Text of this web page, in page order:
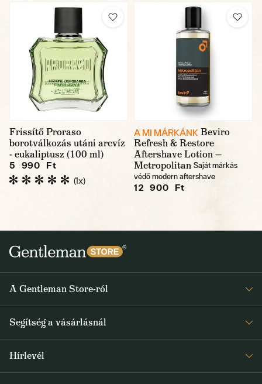
Frissítő Proraso
borotválkozás utáni arcvíz
- eukaliptusz (100 ml)
5 990 Ft
(1x)
A MI MÁRKÁNK Beviro
Refresh & Restore
Aftershave Lotion —
Metropolitan Saját márkás
védő modern aftershave
12 900 Ft
A Gentleman Store-ról
Rólunk
Journal
Segítség a vásárlásnál
Hírlevél